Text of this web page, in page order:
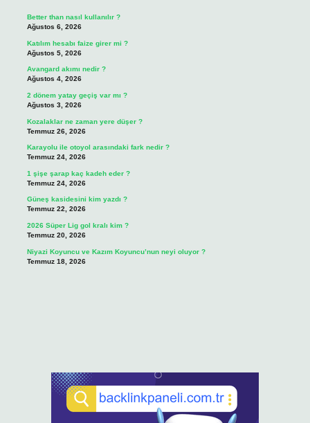
Better than nasıl kullanılır ?
Ağustos 6, 2026
Katılım hesabı faize girer mi ?
Ağustos 5, 2026
Avangard akımı nedir ?
Ağustos 4, 2026
2 dönem yatay geçiş var mı ?
Ağustos 3, 2026
Kozalaklar ne zaman yere düşer ?
Temmuz 26, 2026
Karayolu ile otoyol arasındaki fark nedir ?
Temmuz 24, 2026
1 şişe şarap kaç kadeh eder ?
Temmuz 24, 2026
Güneş kasidesini kim yazdı ?
Temmuz 22, 2026
2026 Süper Lig gol kralı kim ?
Temmuz 20, 2026
Niyazi Koyuncu ve Kazım Koyuncu’nun neyi oluyor ?
Temmuz 18, 2026